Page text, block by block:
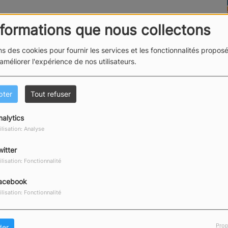
que nous collectons
des cookies pour fournir les services et les fonctionnalités
l'expérience de nos utilisateurs.
Tout refuser
Analyse
Fonctionnalité
Fonctionnalité
et "sons" de la Mini Transat, de la Vendée
et, bien sûr, du Vendée Globe ! Bref, toutes les
Sables couvre.